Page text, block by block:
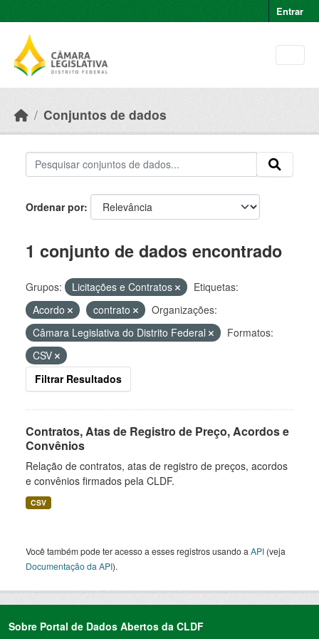
Entrar
Conjuntos de dados
Ordenar por
1 conjunto de dados encontrado
Grupos: Licitações e Contratos
Etiquetas:
Acordo
contrato
Organizações:
Câmara Legislativa do Distrito Federal
Formatos:
CSV
Filtrar Resultados
Contratos, Atas de Registro de Preço, Acordos e
Convênios
Relação de contratos, atas de registro de preços, acordos
e convênios firmados pela CLDF.
CSV
Você também pode ter acesso a esses registros usando a API (veja
Documentação da API).
Sobre Portal de Dados Abertos da CLDF